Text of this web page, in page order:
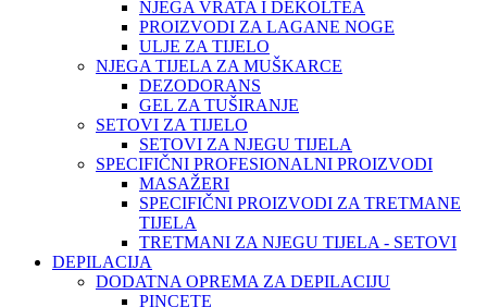
NJEGA VRATA I DEKOLTEA
PROIZVODI ZA LAGANE NOGE
ULJE ZA TIJELO
NJEGA TIJELA ZA MUŠKARCE
DEZODORANS
GEL ZA TUŠIRANJE
SETOVI ZA TIJELO
SETOVI ZA NJEGU TIJELA
SPECIFIČNI PROFESIONALNI PROIZVODI
MASAŽERI
SPECIFIČNI PROIZVODI ZA TRETMANE
TIJELA
TRETMANI ZA NJEGU TIJELA - SETOVI
DEPILACIJA
DODATNA OPREMA ZA DEPILACIJU
PINCETE